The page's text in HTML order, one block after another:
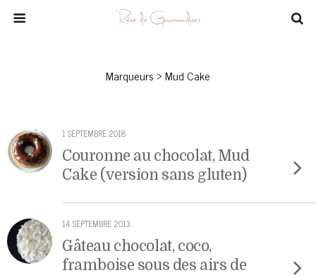
Marqueurs › Mud Cake
1 SEPTEMBRE 2018
Couronne au chocolat, Mud
Cake (version sans gluten)
14 SEPTEMBRE 2013
Gâteau chocolat, coco,
framboise sous des airs de